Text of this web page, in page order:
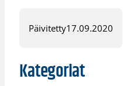
Päivitetty17.09.2020
Kategoriat